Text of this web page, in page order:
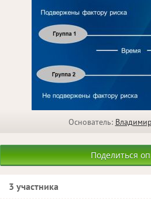
Основатель:
Поделиться
3 участника